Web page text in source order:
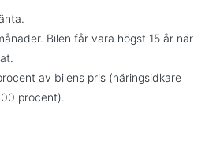
Bilen får vara högst 15 år när
av bilens pris (näringsidkare
procent).